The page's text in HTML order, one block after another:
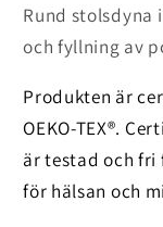
Rund stolsdyna
och fyllning av
Produkten är
OEKO-TEX®.
är testad och fri
för hälsan och